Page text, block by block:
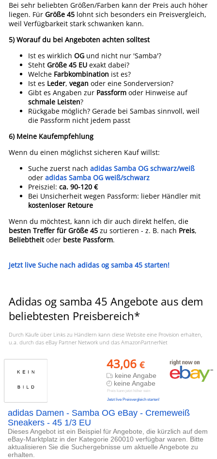
Bei sehr beliebten Größen/Farben kann der Preis auch höher
liegen. Für Größe 45 lohnt sich besonders ein Preisvergleich,
weil Verfügbarkeit stark schwanken kann.
5) Worauf du bei Angeboten achten solltest
Ist es wirklich OG und nicht nur 'Samba'?
Steht Größe 45 EU exakt dabei?
Welche Farbkombination ist es?
Ist es Leder, vegan oder eine Sonderversion?
Gibt es Angaben zur Passform oder Hinweise auf
schmale Leisten?
Rückgabe möglich? Gerade bei Sambas sinnvoll, weil
die Passform nicht jedem passt
6) Meine Kaufempfehlung
Wenn du einen möglichst sicheren Kauf willst:
Suche zuerst nach adidas Samba OG schwarz/weiß
oder adidas Samba OG weiß/schwarz
Preisziel: ca. 90-120 €
Bei Unsicherheit wegen Passform: lieber Händler mit
kostenloser Retoure
Wenn du möchtest, kann ich dir auch direkt helfen, die
besten Treffer für Größe 45 zu sortieren - z. B. nach Preis,
Beliebtheitoder beste Passform.
Jetzt live Suche nach adidas og samba 45 starten!
Adidas og samba 45 Angebote aus dem
beliebtesten Preisbereich*
Durch Käufe über Links zu Händlern kann diese Website eine Provision erhalten,
u.a. durch das eBay Partner Network und das AmazonPartnerNet
43,06 €
keine Angabe
keine Angabe
Preis kann jetzt höher sein
Jetzt live Preisvergleich starten!
adidas Damen - Samba OG eBay - Cremeweiß
Sneakers - 45 1/3 EU
Dieses Angebot ist ein Beispiel für Angebote, die kürzlich auf dem
eBay-Marktplatz in der Kategorie 260010 verfügbar waren. Bitte
aktualisieren Sie die Suchergebnisse um aktuelle Angebote zu
erhalten.